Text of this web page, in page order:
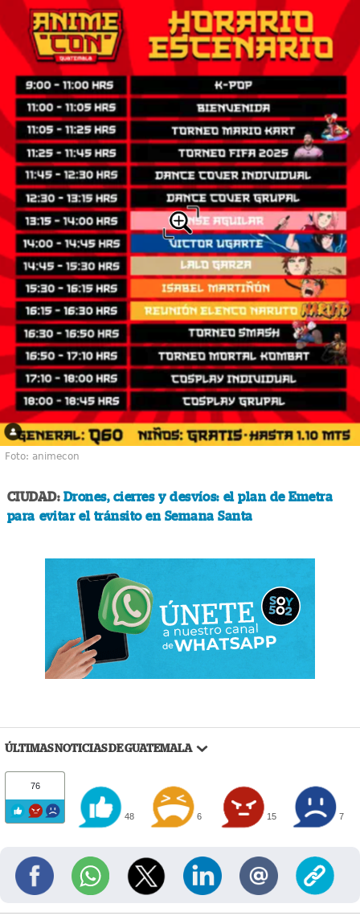
Foto: animecon
CIUDAD: Drones, cierres y desvíos: el plan de Emetra
para evitar el tránsito en Semana Santa
ÚLTIMAS NOTICIAS DE GUATEMALA
76
48 6 15 7